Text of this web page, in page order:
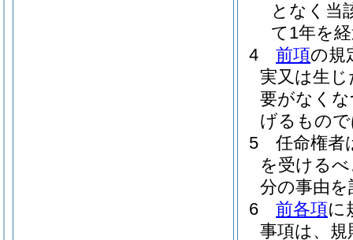
となく当
て1年を
4
前項の規
実又は生
要がなく
げるもの
5
任命権者
を受ける
分の事由
6
前各項に
事項は、